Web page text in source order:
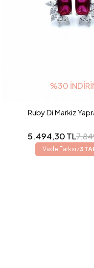
%30
Ruby Di Markiz
5.494,30 TL
Vade Farksız3